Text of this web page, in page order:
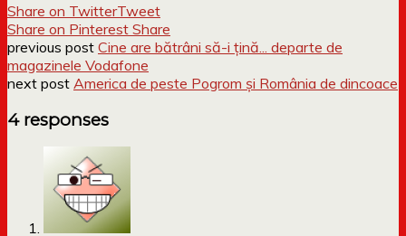
Share on TwitterTweet
Share on Pinterest Share
previous post Cine are bătrâni să-i țină... departe de
magazinele Vodafone
next post America de peste Pogrom și România de dincoace
4 responses